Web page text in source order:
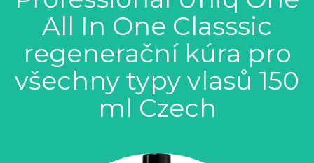
All In One Classsic
regenerační kúra pro
všechny typy vlasů 150
ml Czech